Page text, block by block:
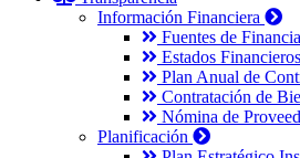
Información Financiera
Fuentes de
Estados Financieros
Plan Anual de
Contratación de
Nómina de
Planificación